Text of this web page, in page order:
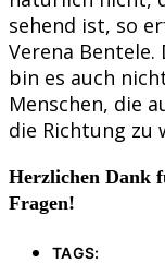
sehend ist, so
Verena
bin es auch
Menschen, die
die Richtung zu
Herzlichen Dank
Fragen!
TAGS: